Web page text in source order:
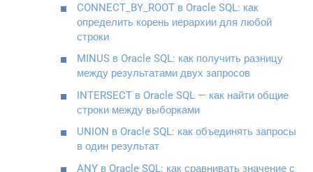
CONNECT_BY_ROOT в Oracle SQL: как
определить корень иерархии для любой
строки
MINUS в Oracle SQL: как получить разницу
между результатами двух запросов
INTERSECT в Oracle SQL — как найти общие
строки между выборками
UNION в Oracle SQL: как объединять запросы
в один результат
ANY в Oracle SQL: как сравнивать значение с